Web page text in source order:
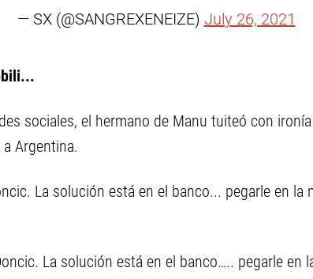
— SX (@SANGREXENEIZE) July 26, 2021
sociales, el hermano de Manu tuiteó con
Argentina.
La solución está en el banco... pegarle en la
La solución está en el banco….. pegarle en